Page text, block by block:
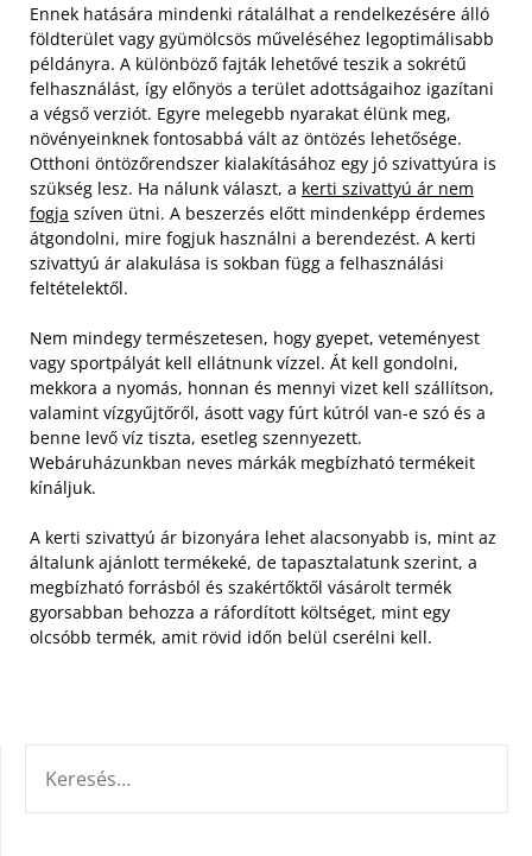
Ennek hatására mindenki rátalálhat a rendelkezésére álló
földterület vagy gyümölcsös műveléséhez legoptimálisabb
példányra. A különböző fajták lehetővé teszik a sokrétű
felhasználást, így előnyös a terület adottságaihoz igazítani
a végső verziót. Egyre melegebb nyarakat élünk meg,
növényeinknek fontosabbá vált az öntözés lehetősége.
Otthoni öntözőrendszer kialakításához egy jó szivattyúra is
szükség lesz. Ha nálunk választ, a kerti szivattyú ár nem
fogja szíven ütni. A beszerzés előtt mindenképp érdemes
átgondolni, mire fogjuk használni a berendezést. A kerti
szivattyú ár alakulása is sokban függ a felhasználási
feltételektől.
Nem mindegy természetesen, hogy gyepet, veteményest
vagy sportpályát kell ellátnunk vízzel. Át kell gondolni,
mekkora a nyomás, honnan és mennyi vizet kell szállítson,
valamint vízgyűjtőről, ásott vagy fúrt kútról van-e szó és a
benne levő víz tiszta, esetleg szennyezett.
Webáruházunkban neves márkák megbízható termékeit
kínáljuk.
A kerti szivattyú ár bizonyára lehet alacsonyabb is, mint az
általunk ajánlott termékeké, de tapasztalatunk szerint, a
megbízható forrásból és szakértőktől vásárolt termék
gyorsabban behozza a ráfordított költséget, mint egy
olcsóbb termék, amit rövid időn belül cserélni kell.